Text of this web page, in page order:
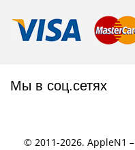
Мы в соц.сетях
© 2011-2026. AppleN1 –